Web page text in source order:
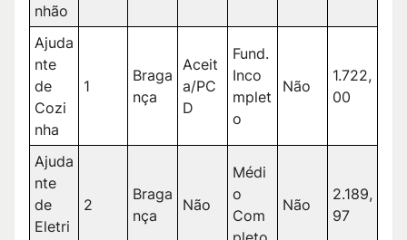
nhão
Ajuda
nte
de
Cozi
nha
1
Braga
nça
Aceit
a/PC
D
Fund.
Inco
mplet
o
Não
1.722,
00
Ajuda
nte
de
Eletri
2
Braga
nça
Não
Médi
o
Com
Não
2.189,
97